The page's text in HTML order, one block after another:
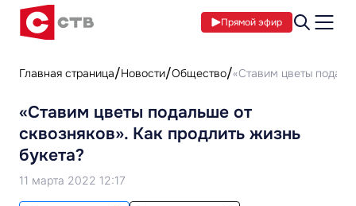
Прямой эфир
Главная страница Новости Общество «Ставим цветы
«Ставим цветы подальше от
сквозняков». Как продлить жизнь
букета?
11 марта 2022 12:17